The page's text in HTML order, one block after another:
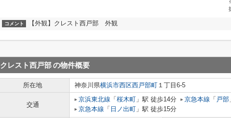
コメント 【外観】クレスト西戸部 外観
クレスト西戸部の物件概要
所在地 神奈川県横浜市西区西戸部町 １丁目6-5
交通
京浜東北線 「 桜木町 」駅 徒歩14分 京急本線 「 戸部
京急本線 「 日ノ出町 」駅 徒歩15分